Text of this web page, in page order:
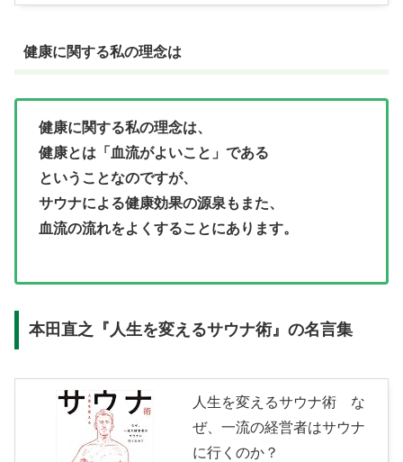
健康に関する私の理念は
健康に関する私の理念は、
健康とは「血流がよいこと」である
ということなのですが、
サウナによる健康効果の源泉もまた、
血流の流れをよくすることにあります。
本田直之『人生を変えるサウナ術』の名言集
人生を変えるサウナ術 な
ぜ、一流の経営者はサウナ
に行くのか？